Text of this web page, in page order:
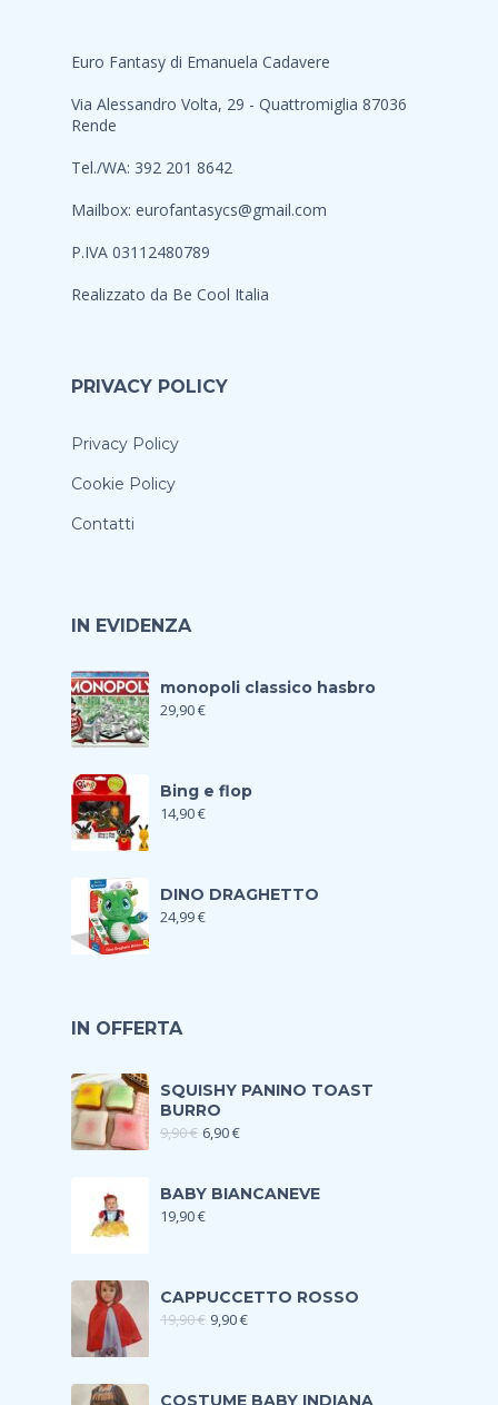
Euro Fantasy di Emanuela Cadavere
Via Alessandro Volta, 29 - Quattromiglia 87036
Rende
Tel./WA: 392 201 8642
Mailbox: eurofantasycs@gmail.com
P.IVA 03112480789
Realizzato da Be Cool Italia
PRIVACY POLICY
Privacy Policy
Cookie Policy
Contatti
IN EVIDENZA
monopoli classico hasbro
29,90€
Bing e flop
14,90€
DINO DRAGHETTO
24,99€
IN OFFERTA
SQUISHY PANINO TOAST
BURRO
9,90€ 6,90€
BABY BIANCANEVE
19,90€
CAPPUCCETTO ROSSO
19,90€ 9,90€
COSTUME BABY INDIANA